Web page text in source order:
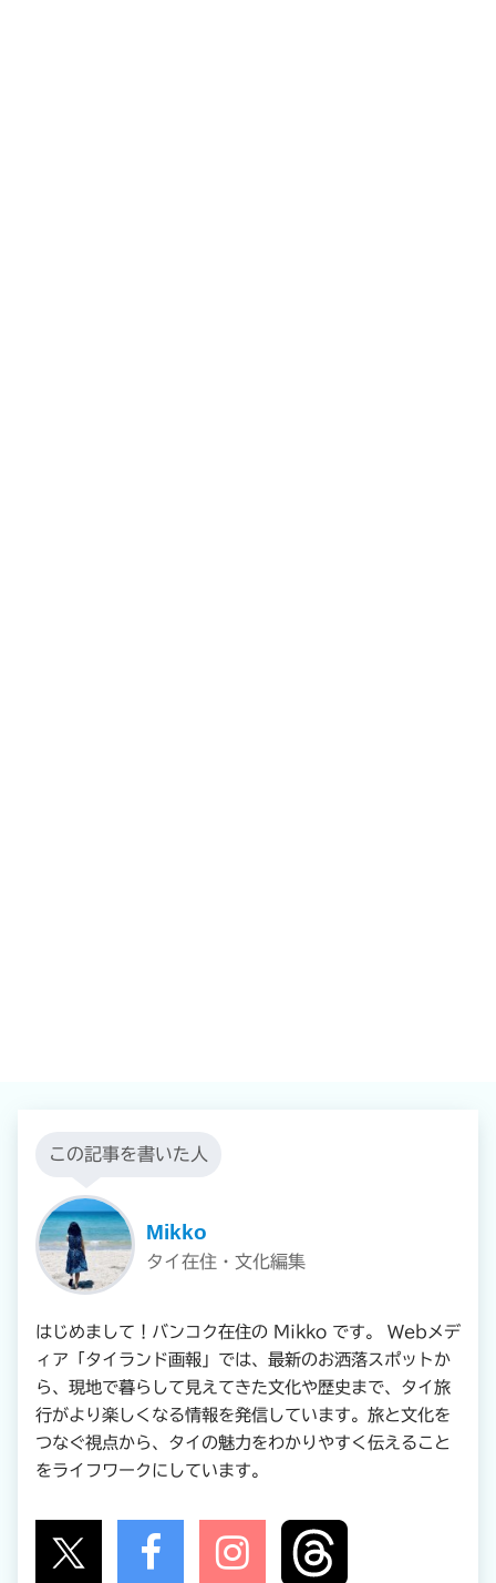
この記事を書いた人
Mikko
タイ在住・文化編集
はじめまして！バンコク在住の Mikko です。 Webメデ
ィア「タイランド画報」では、最新のお洒落スポットか
ら、現地で暮らして見えてきた文化や歴史まで、タイ旅
行がより楽しくなる情報を発信しています。旅と文化を
つなぐ視点から、タイの魅力をわかりやすく伝えること
をライフワークにしています。